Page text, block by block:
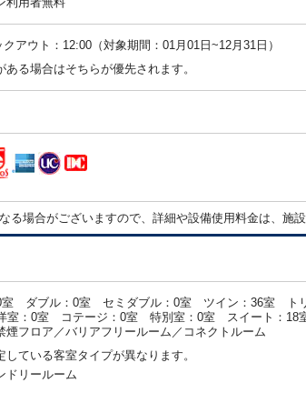
アウト：12:00（対象期間：01月01日~12月31日）
る場合はそちらが優先されます。
場合がございますので、詳細や設備使用料金は、施設
室 ダブル：0室 セミダブル：0室 ツイン：36室 ト
：0室 コテージ：0室 特別室：0室 スイート：18
煙フロア／バリアフリールーム／コネクトルーム
ている客室タイプが異なります。
ドリールーム